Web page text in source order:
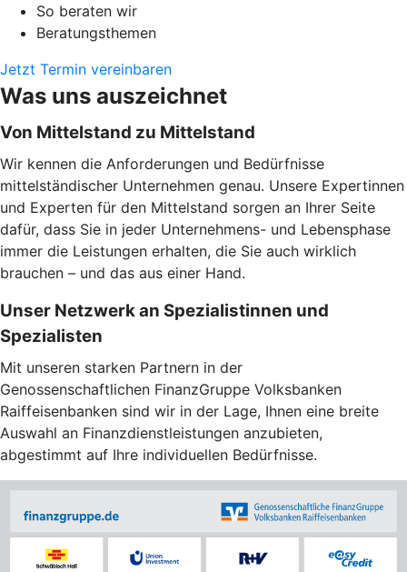
So beraten wir
Beratungsthemen
Jetzt Termin vereinbaren
Was uns auszeichnet
Von Mittelstand zu Mittelstand
Wir kennen die Anforderungen und Bedürfnisse
mittelständischer Unternehmen genau. Unsere Expertinnen
und Experten für den Mittelstand sorgen an Ihrer Seite
dafür, dass Sie in jeder Unternehmens- und Lebensphase
immer die Leistungen erhalten, die Sie auch wirklich
brauchen – und das aus einer Hand.
Unser Netzwerk an Spezialistinnen und
Spezialisten
Mit unseren starken Partnern in der
Genossenschaftlichen FinanzGruppe Volksbanken
Raiffeisenbanken sind wir in der Lage, Ihnen eine breite
Auswahl an Finanzdienstleistungen anzubieten,
abgestimmt auf Ihre individuellen Bedürfnisse.